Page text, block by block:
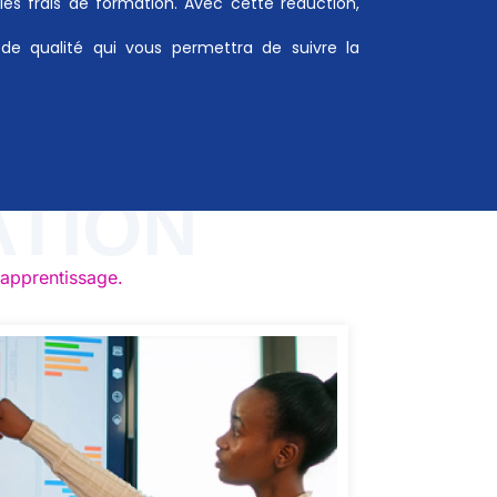
qualité qui vous permettra de suivre la